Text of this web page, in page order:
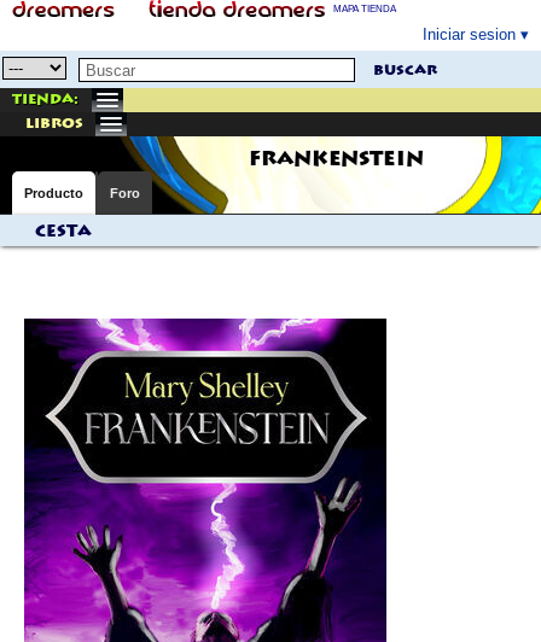
MAPA TIENDA
Iniciar sesion
buscar
Tienda:
libros
FRANKENSTEIN
Producto Foro
Cesta